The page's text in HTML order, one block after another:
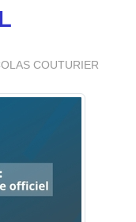
COUTURIER